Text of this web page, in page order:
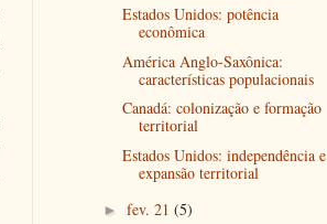
Estados Unidos: potência
econômica
América Anglo-Saxônica:
características populacionais
Canadá: colonização e formação
territorial
Estados Unidos: independência e
expansão territorial
► fev. 21 (5)